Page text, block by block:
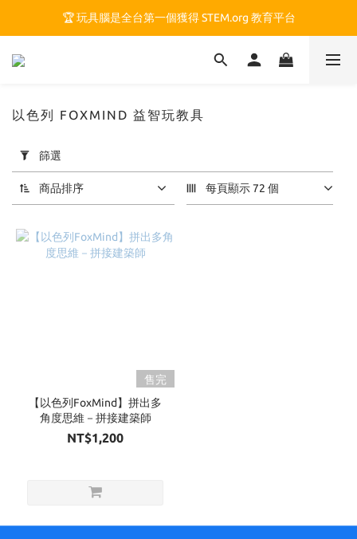
🏆 玩具腦是全台第一個獲得 STEM.org 教育平台
🏆 玩具腦是全台第一個獲得 STEM.org 教育平台
🍎 玩具腦最特別的 VIP 制度 👉
用
篩
選
(0/20)
價格
牌
FoxMind
以色列 FOXMIND 益智玩教具
篩選
商品排序 每頁顯示 72 個
售完
【以色列FoxMind】拼出多
角度思維－拼接建築師
NT$1,200